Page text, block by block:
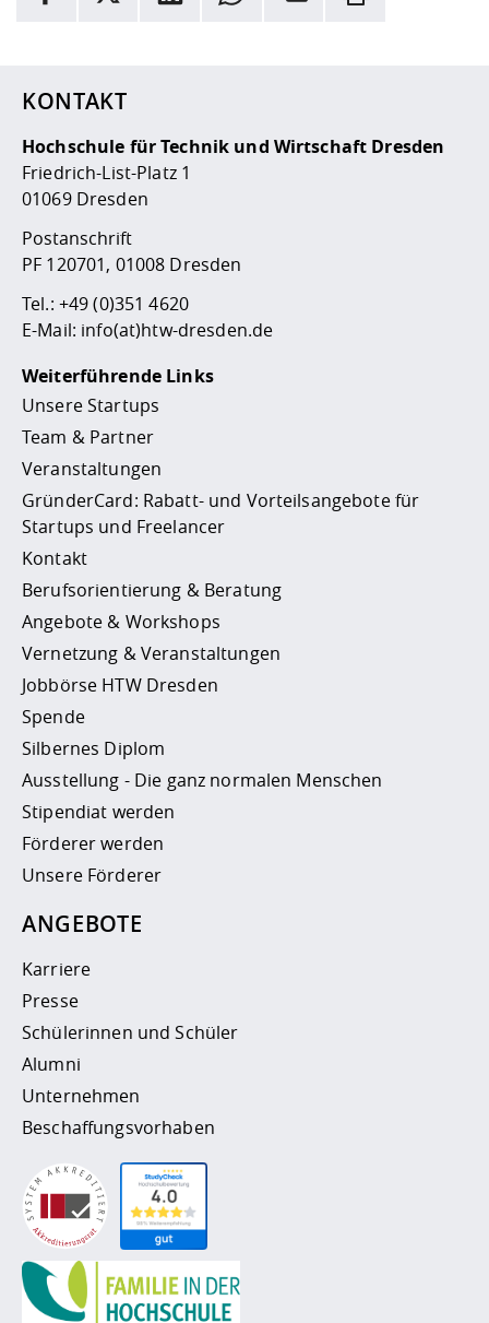
Hier stehen weitere Informationen und ein Link zur
KONTAKT
Hochschule für Technik und Wirtschaft Dresden
Friedrich-List-Platz 1
01069 Dresden
Postanschrift
PF 120701, 01008 Dresden
Tel.: +49 (0)351 4620
E-Mail: info(at)htw-dresden.de
Weiterführende Links
Unsere Startups
Team & Partner
Veranstaltungen
GründerCard: Rabatt- und Vorteilsangebote für
Startups und Freelancer
Kontakt
Berufsorientierung & Beratung
Angebote & Workshops
Vernetzung & Veranstaltungen
Jobbörse HTW Dresden
Spende
Silbernes Diplom
Ausstellung - Die ganz normalen Menschen
Stipendiat werden
Förderer werden
Unsere Förderer
ANGEBOTE
Karriere
Presse
Schülerinnen und Schüler
Alumni
Unternehmen
Beschaffungsvorhaben